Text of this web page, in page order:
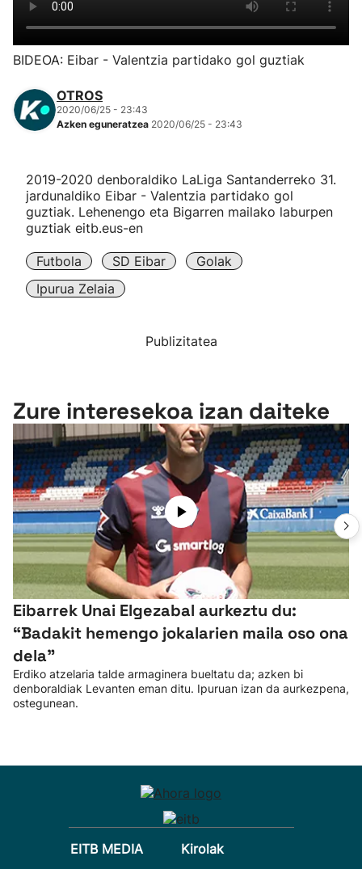
Herri-kirolak
Eskubaloia
Kirolak 360
Mendi-lasterketak
"Helmuga"
BIDEOA: Eibar - Valentzia partidako gol guztiak
OTROS
2020/06/25 - 23:43
Azken eguneratzea 2020/06/25 - 23:43
2019-2020 denboraldiko LaLiga Santanderreko 31.
jardunaldiko Eibar - Valentzia partidako gol
guztiak. Lehenengo eta Bigarren mailako laburpen
guztiak eitb.eus-en
Futbola SD Eibar
Golak
Ipurua Zelaia
Publizitatea
Zure interesekoa izan daiteke
Eibarrek Unai Elgezabal aurkeztu du:
“Badakit hemengo jokalarien maila oso ona
dela”
Erdiko atzelaria talde armaginera bueltatu da; azken bi
denboraldiak Levanten eman ditu. Ipuruan izan da aurkezpena,
ostegunean.
EITB MEDIA
Kirolak